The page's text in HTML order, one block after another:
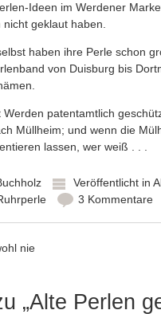
Ideen im Werdener
geklaut haben.
haben ihre Perle schon
von Duisburg bis
Werden patentamtlich
Müllheim; und wenn die
lassen, wer weiß . . .
Veröffentlicht in
3 Kommentare
nie
„Alte Perlen